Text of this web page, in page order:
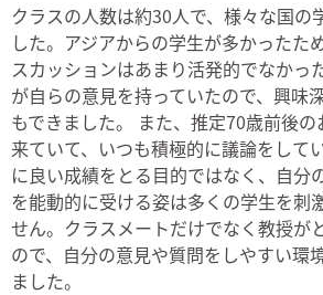
クラスの人数は約30人で、様々な国の
した。アジアからの学生が多かったた
スカッションはあまり活発的でなかっ
が自らの意見を持っていたので、興味
もできました。 また、推定70歳前後
来ていて、いつも積極的に議論をして
に良い成績をとる目的ではなく、自分
を能動的に受ける姿は多くの学生を刺
せん。クラスメートだけでなく教授が
ので、自分の意見や質問をしやすい環
ました。